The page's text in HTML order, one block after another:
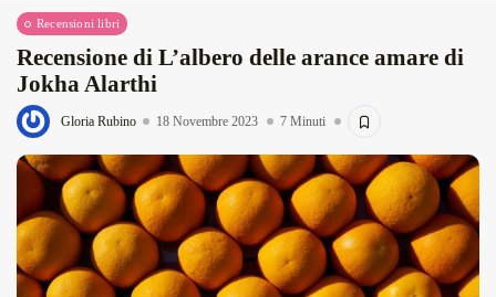
Recensioni libri
Recensione di L’albero delle arance amare di
Jokha Alarthi
Gloria Rubino 18 Novembre 2023 7 Minuti